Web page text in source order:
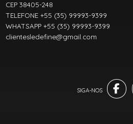
CEP 38405-248
TELEFONE +55 (35) 99993-9399
WHATSAPP +55 (35) 99993-9399
clientesledefine@gmail.com